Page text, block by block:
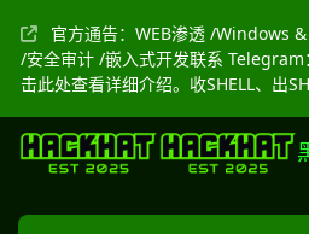
官方通告：WEB渗透 /Windows
/安全审计 /嵌入式开发联系 Telegram
击此处查看详细介绍。收SHELL、出